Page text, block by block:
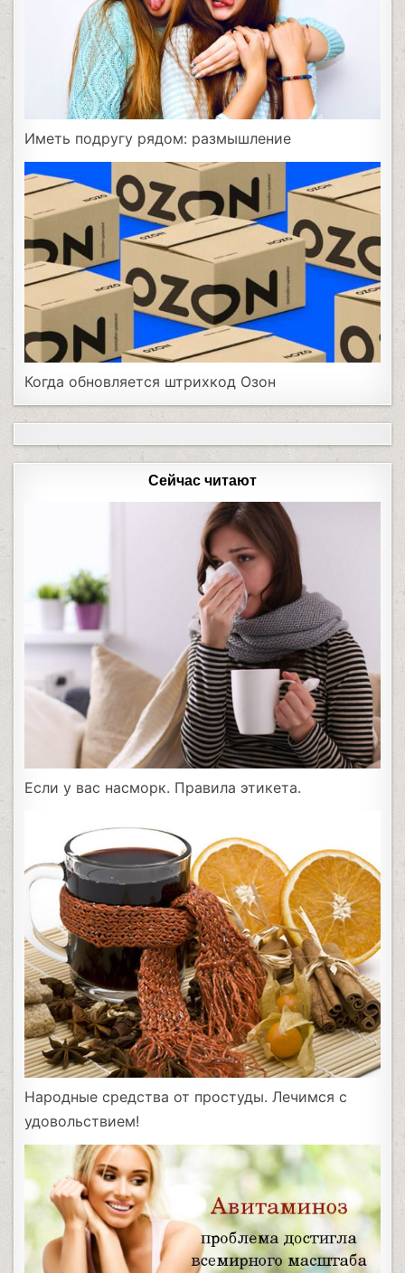
Иметь подругу рядом: размышление
Когда обновляется штрихкод Озон
Сейчас читают
Если у вас насморк. Правила этикета.
Народные средства от простуды. Лечимся с
удовольствием!